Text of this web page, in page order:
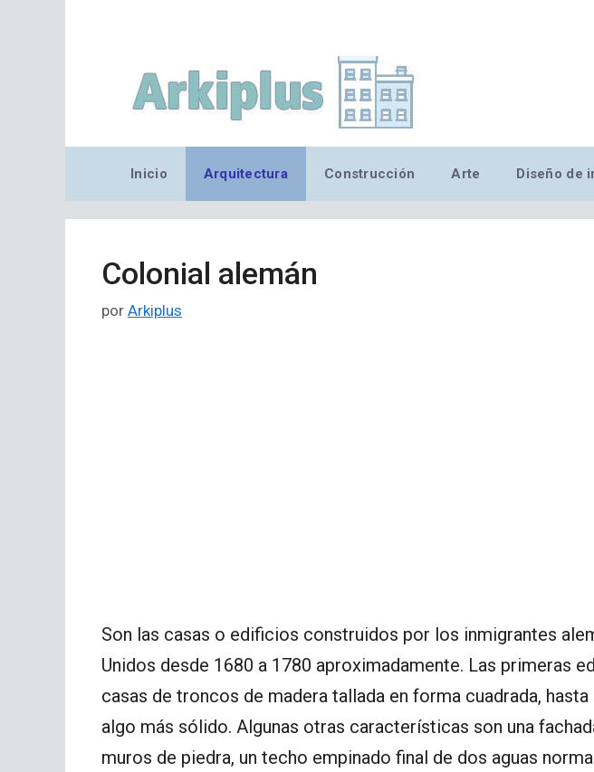
Inicio Arquitectura Construcción Arte Diseño de
Colonial alemán
por Arkiplus
Son las casas o edificios construidos por los inmigrantes
Unidos desde 1680 a 1780 aproximadamente. Las primeras
casas de troncos de madera tallada en forma cuadrada,
algo más sólido. Algunas otras características son una
muros de piedra, un techo empinado final de dos aguas